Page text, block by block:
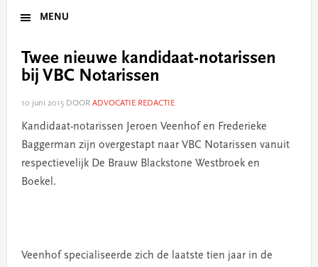
MENU
Twee nieuwe kandidaat-notarissen
bij VBC Notarissen
10 juni 2015DOOR ADVOCATIE REDACTIE
Kandidaat-notarissen Jeroen Veenhof en Frederieke
Baggerman zijn overgestapt naar VBC Notarissen vanuit
respectievelijk De Brauw Blackstone Westbroek en
Boekel.
Veenhof specialiseerde zich de laatste tien jaar in de